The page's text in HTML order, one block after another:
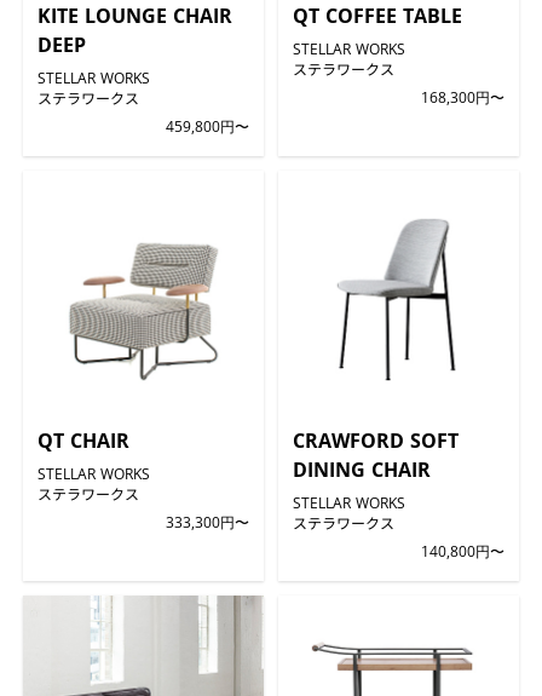
KITE LOUNGE CHAIR
DEEP
STELLAR WORKS
ステラワークス
459,800円〜
QT COFFEE TABLE
STELLAR WORKS
ステラワークス
168,300円〜
QT CHAIR
STELLAR WORKS
ステラワークス
333,300円〜
CRAWFORD SOFT
DINING CHAIR
STELLAR WORKS
ステラワークス
140,800円〜